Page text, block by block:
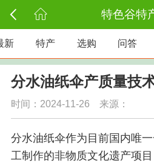
特色谷特
新 特产 选购 问答
分水油纸伞产质量技
时间：2024-11-26 来源：
分水油纸伞作为目前国内唯
工制作的非物质文化遗产项